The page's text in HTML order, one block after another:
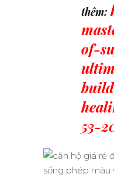
thêm:
of-
53-